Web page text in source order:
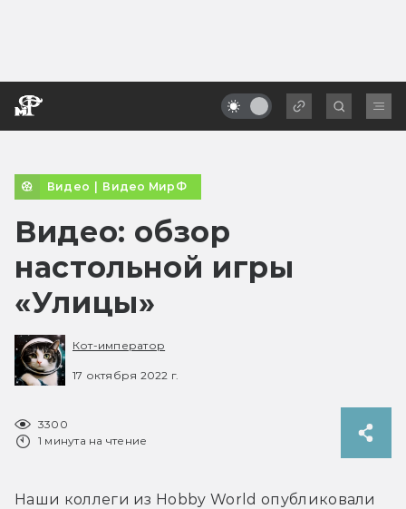
Видео | Видео МирФ
Видео: обзор
настольной игры
«Улицы»
Кот-император
17 октября 2022 г.
3300
1 минута на чтение
Наши коллеги из Hobby World опубликовали